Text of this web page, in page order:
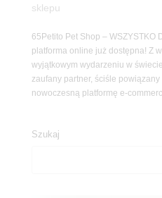
sklepu
65Petito Pet Shop – WSZYSTKO
platforma online już dostępna! Z
wyjątkowym wydarzeniu w
zaufany partner, ściśle
nowoczesną platformę e-
Szukaj